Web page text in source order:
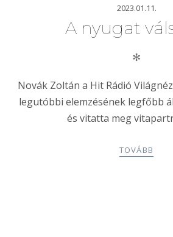
2023.01.11.
A nyugat
✻
Novák Zoltán a Hit Rádió
legutóbbi elemzésének legfőbb
és vitatta meg
TOVÁBB